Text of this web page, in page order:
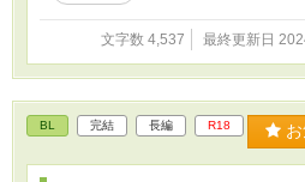
文字数 4,537 最終更新日
BL 完結 長編 R18